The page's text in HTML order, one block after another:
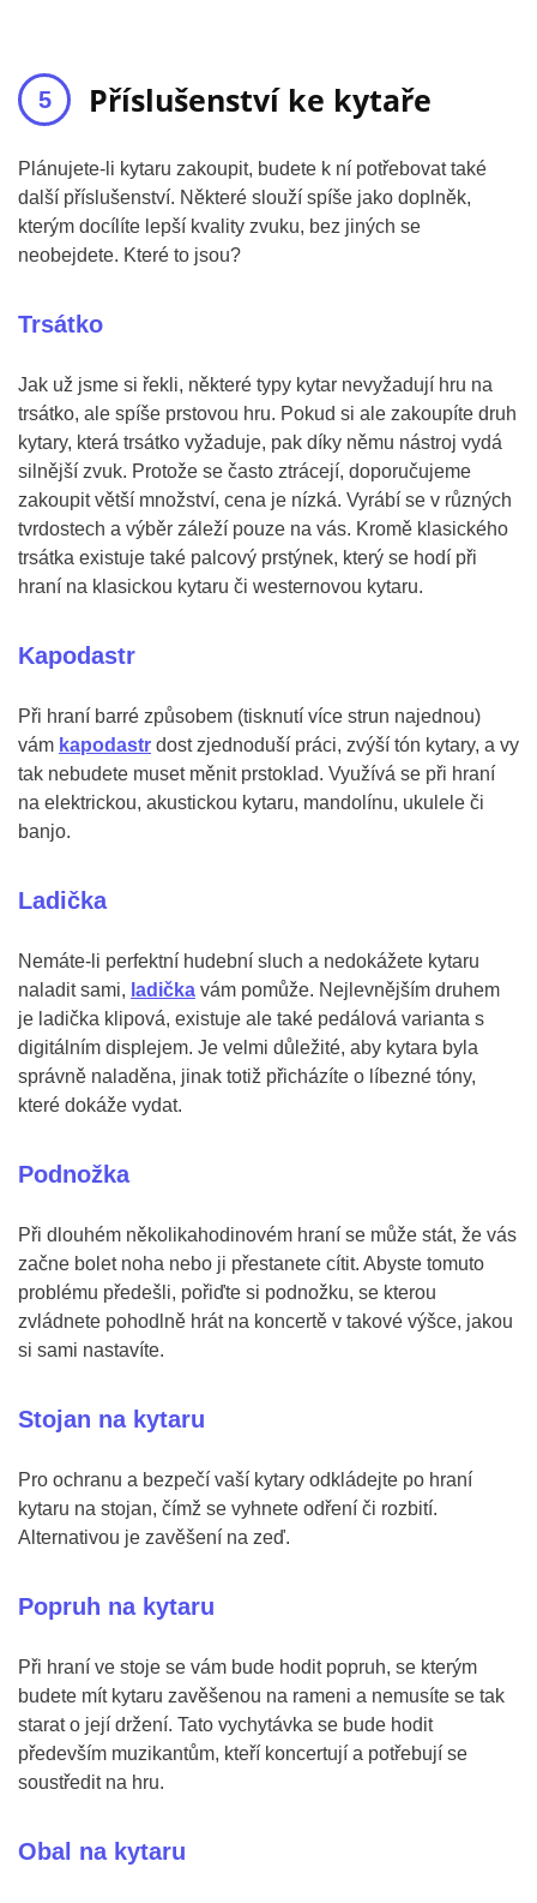
Příslušenství ke kytaře
Plánujete-li kytaru zakoupit, budete k ní potřebovat také
další příslušenství. Některé slouží spíše jako doplněk,
kterým docílíte lepší kvality zvuku, bez jiných se
neobejdete. Které to jsou?
Trsátko
Jak už jsme si řekli, některé typy kytar nevyžadují hru na
trsátko, ale spíše prstovou hru. Pokud si ale zakoupíte druh
kytary, která trsátko vyžaduje, pak díky němu nástroj vydá
silnější zvuk. Protože se často ztrácejí, doporučujeme
zakoupit větší množství, cena je nízká. Vyrábí se v různých
tvrdostech a výběr záleží pouze na vás. Kromě klasického
trsátka existuje také palcový prstýnek, který se hodí při
hraní na klasickou kytaru či westernovou kytaru.
Kapodastr
Při hraní barré způsobem (tisknutí více strun najednou)
vám kapodastr dost zjednoduší práci, zvýší tón kytary, a vy
tak nebudete muset měnit prstoklad. Využívá se při hraní
na elektrickou, akustickou kytaru, mandolínu, ukulele či
banjo.
Ladička
Nemáte-li perfektní hudební sluch a nedokážete kytaru
naladit sami, ladička vám pomůže. Nejlevnějším druhem
je ladička klipová, existuje ale také pedálová varianta s
digitálním displejem. Je velmi důležité, aby kytara byla
správně naladěna, jinak totiž přicházíte o líbezné tóny,
které dokáže vydat.
Podnožka
Při dlouhém několikahodinovém hraní se může stát, že vás
začne bolet noha nebo ji přestanete cítit. Abyste tomuto
problému předešli, pořiďte si podnožku, se kterou
zvládnete pohodlně hrát na koncertě v takové výšce, jakou
si sami nastavíte.
Stojan na kytaru
Pro ochranu a bezpečí vaší kytary odkládejte po hraní
kytaru na stojan, čímž se vyhnete odření či rozbití.
Alternativou je zavěšení na zeď.
Popruh na kytaru
Při hraní ve stoje se vám bude hodit popruh, se kterým
budete mít kytaru zavěšenou na rameni a nemusíte se tak
starat o její držení. Tato vychytávka se bude hodit
především muzikantům, kteří koncertují a potřebují se
soustředit na hru.
Obal na kytaru